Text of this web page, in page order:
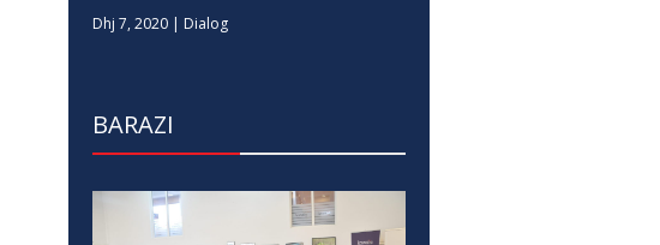
Dhj 7, 2020 | Dialog
BARAZI